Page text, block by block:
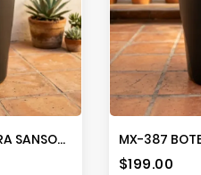
MX-389 BOTE DE BASURA SANSON C/TAPA 125L
Precio
$199.00